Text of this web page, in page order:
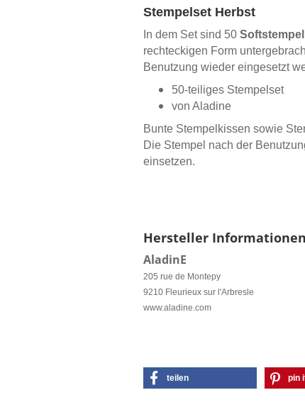
Stempelset Herbst
In dem Set sind 50 Softstempel
rechteckigen Form
Benutzung wieder eingesetzt
50-teiliges Stempelset
von Aladine
Bunte Stempelkissen sowie
Die Stempel nach der
einsetzen.
Hersteller Informationen
AladinE
205 rue de Montepy
9210 Fleurieux sur l'Arbresle
www.aladine.com
teilen pin